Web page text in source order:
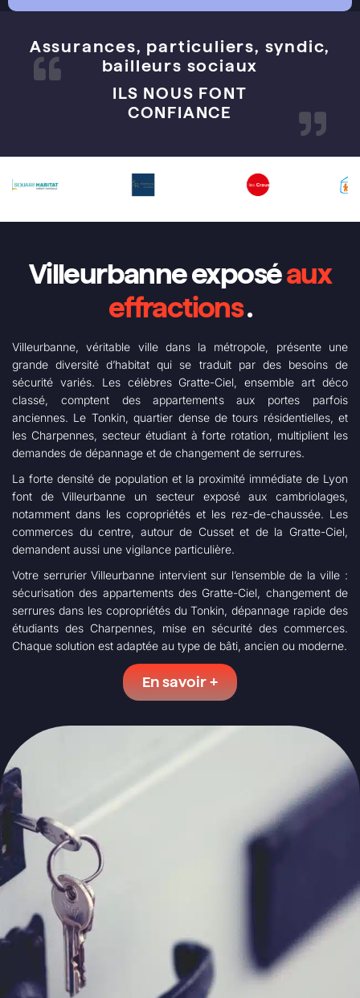
Assurances, particuliers, syndic,
bailleurs sociaux
ILS NOUS FONT
CONFIANCE
Villeurbanne exposéaux
effractions.
Villeurbanne, véritable ville dans la métropole, présente une
grande diversité d’habitat qui se traduit par des besoins de
sécurité variés. Les célèbres Gratte-Ciel, ensemble art déco
classé, comptent des appartements aux portes parfois
anciennes. Le Tonkin, quartier dense de tours résidentielles, et
les Charpennes, secteur étudiant à forte rotation, multiplient les
demandes de dépannage et de changement de serrures.
La forte densité de population et la proximité immédiate de Lyon
font de Villeurbanne un secteur exposé aux cambriolages,
notamment dans les copropriétés et les rez-de-chaussée. Les
commerces du centre, autour de Cusset et de la Gratte-Ciel,
demandent aussi une vigilance particulière.
Votre serrurier Villeurbanne intervient sur l’ensemble de la ville :
sécurisation des appartements des Gratte-Ciel, changement de
serrures dans les copropriétés du Tonkin, dépannage rapide des
étudiants des Charpennes, mise en sécurité des commerces.
Chaque solution est adaptée au type de bâti, ancien ou moderne.
En savoir +